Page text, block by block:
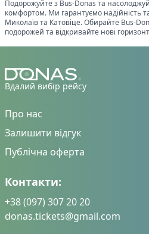
Подорожуйте з Bus-Donas та
комфортом. Ми гарантуємо надійність
Миколаївта Катовіце. Обирайте Bus-
подорожей та відкривайте нові
Вдалий вибір рейсу
Про нас
Залишити відгук
Публічна оферта
Контакти:
+38 (097) 307 20 20
donas.tickets@gmail.com